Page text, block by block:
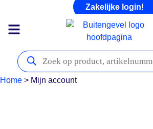
Zakelijke login!
Home > Mijn account